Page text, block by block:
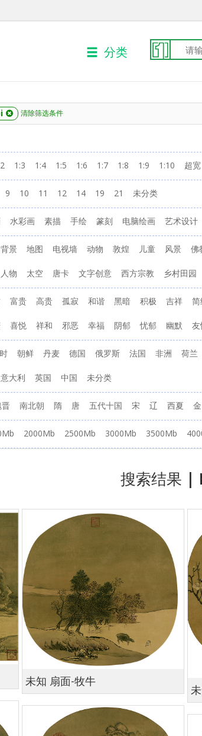
分类
清除筛选条件
1:3 1:4 1:5 1:6 1:7 1:8 1:9 1:10 超宽
9 10 11 12 14 19 21 未分类
水彩画 素描 手绘 篆刻 电脑绘画 艺术设计
景 地图 电视墙 动物 敦煌 儿童 风景 佛
人物 太空 唐卡 文字创意 西方宗教 乡村田园
富贵 高贵 孤寂 和谐 黑暗 积极 吉祥 简
喜悦 祥和 邪恶 幸福 阴郁 忧郁 幽默
朝鲜 丹麦 德国 俄罗斯 法国 非洲 荷兰
意大利 英国 中国 未分类
南北朝 隋 唐 五代十国 宋 辽 西夏 金
2000Mb 2500Mb 3000Mb 3500Mb
搜索结果 |
未知 扇面-牧牛